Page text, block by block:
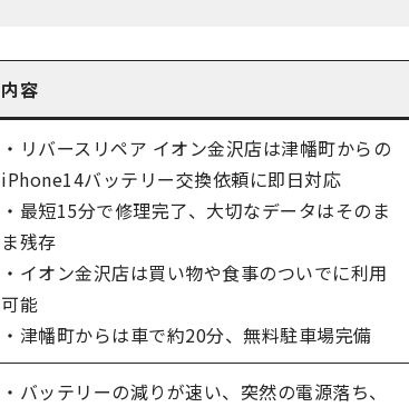
内容
・リバースリペア イオン金沢店は津幡町からの
iPhone14バッテリー交換依頼に即日対応
・最短15分で修理完了、大切なデータはそのま
ま残存
・イオン金沢店は買い物や食事のついでに利用
可能
・津幡町からは車で約20分、無料駐車場完備
・バッテリーの減りが速い、突然の電源落ち、